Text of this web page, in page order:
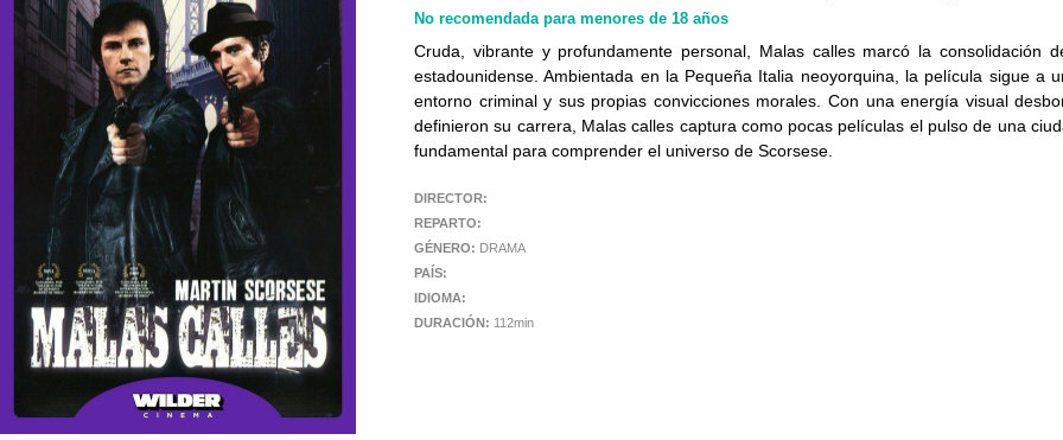
No recomendada para menores de 18 años
Cruda, vibrante y profundamente personal, Malas calles marcó la
estadounidense. Ambientada en la Pequeña Italia neoyorquina, la película sigue
entorno criminal y sus propias convicciones morales. Con una energía visual
definieron su carrera, Malas calles captura como pocas películas el pulso de una
fundamental para comprender el universo de Scorsese.
DIRECTOR:
REPARTO:
GÉNERO: DRAMA
PAÍS:
IDIOMA:
DURACIÓN: 112min